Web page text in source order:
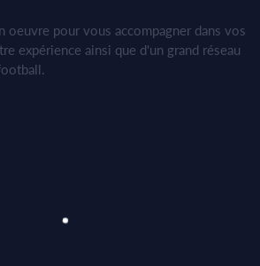
oeuvre pour vous accompagner dans vos
expérience ainsi que d'un grand réseau